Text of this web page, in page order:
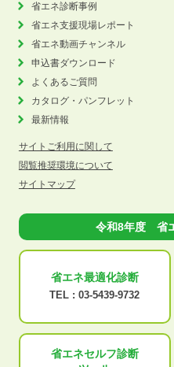
省エネ診断事例
省エネ支援現場レポート
省エネ動画チャンネル
申込書ダウンロード
よくあるご質問
カタログ・パンフレット
最新情報
サイトご利用に関して
閲覧推奨環境について
サイトマップ
令和8年度 省
省エネ最適化診断
TEL : 03-5439-9732
省エネセルフ診断